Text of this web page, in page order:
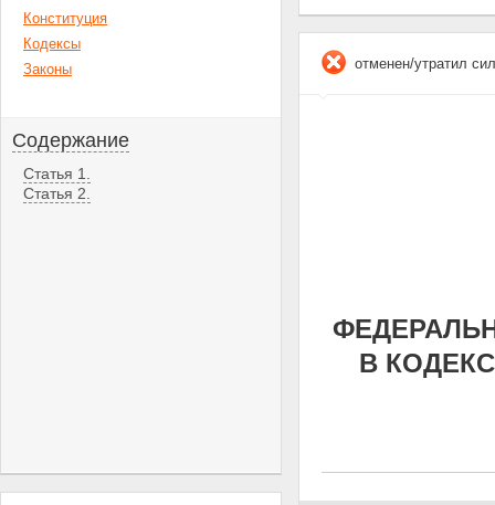
Конституция
Кодексы
Законы
Содержание
Статья 1.
Статья 2.
отменен/утратил
В